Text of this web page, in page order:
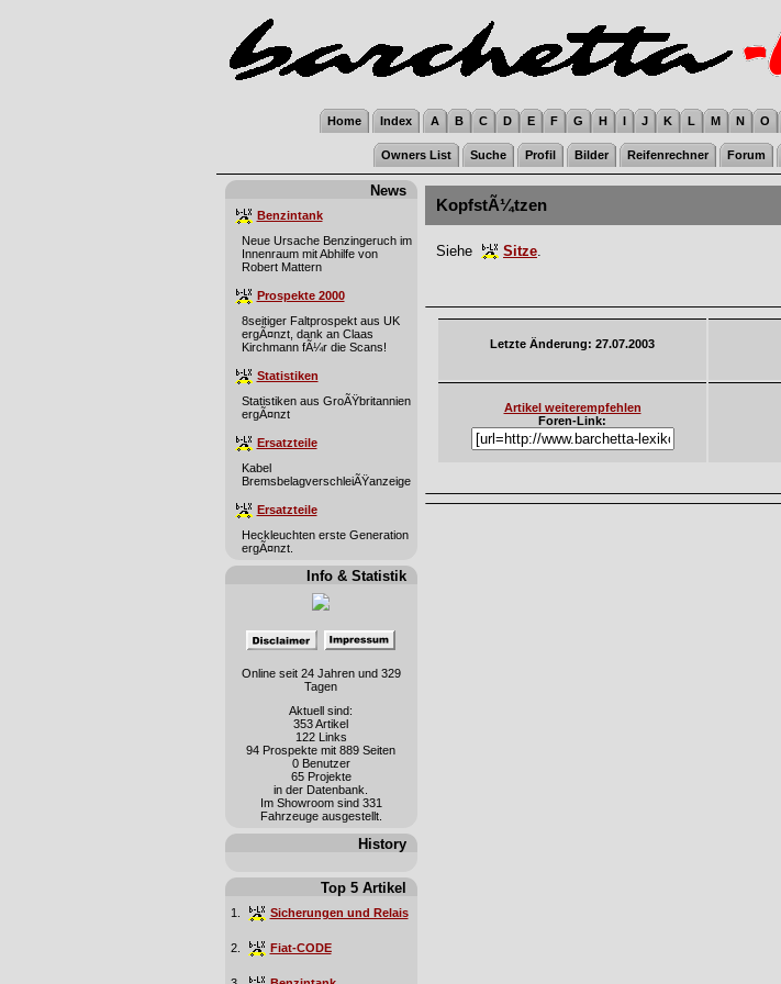
Home Index A B C D E F G H I J K L M N O
Owners List Suche Profil Bilder Reifenrechner Forum
News
Benzintank
Neue Ursache Benzingeruch im
Innenraum mit Abhilfe von
Robert Mattern
Prospekte 2000
8seitiger Faltprospekt aus UK
ergÃ¤nzt, dank an Claas
Kirchmann fÃ¼r die Scans!
Statistiken
Statistiken aus GroÃŸbritannien
ergÃ¤nzt
Ersatzteile
Kabel
BremsbelagverschleiÃŸanzeige
Ersatzteile
Heckleuchten erste Generation
ergÃ¤nzt.
Info & Statistik
Online seit 24 Jahren und 329
Tagen
Aktuell sind:
353 Artikel
122 Links
94 Prospekte mit 889 Seiten
0 Benutzer
65 Projekte
in der Datenbank.
Im Showroom sind 331
Fahrzeuge ausgestellt.
History
Top 5 Artikel
1. Sicherungen und Relais
2. Fiat-CODE
KopfstÃ¼tzen
Siehe Sitze
Letzte Änderung: 27.07.2003
Artikel weiterempfehlen
Foren-Link: